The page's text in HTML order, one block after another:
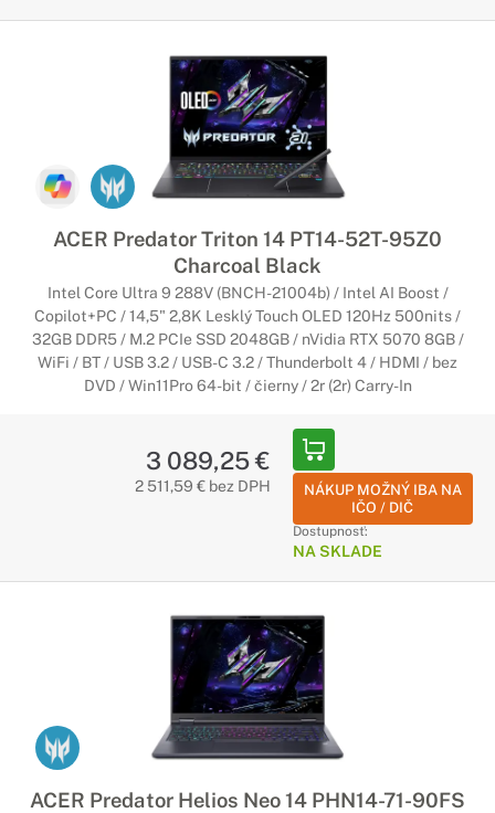
ACER Predator Triton 14 PT14-52T-95Z0
Charcoal Black
Intel Core Ultra 9 288V (BNCH-21004b) / Intel AI Boost /
Copilot+PC / 14,5" 2,8K Lesklý Touch OLED 120Hz 500nits /
32GB DDR5 / M.2 PCIe SSD 2048GB / nVidia RTX 5070 8GB /
WiFi / BT / USB 3.2 / USB-C 3.2 / Thunderbolt 4 / HDMI / bez
DVD / Win11Pro 64-bit / čierny / 2r (2r) Carry-In
3 089,25 €
2 511,59 € bez DPH
NÁKUP MOŽNÝ IBA NA
IČO / DIČ
Dostupnosť:
NA SKLADE
ACER Predator Helios Neo 14 PHN14-71-90FS